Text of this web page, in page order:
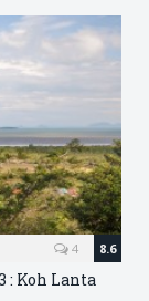
8.6
4
: Koh Lanta